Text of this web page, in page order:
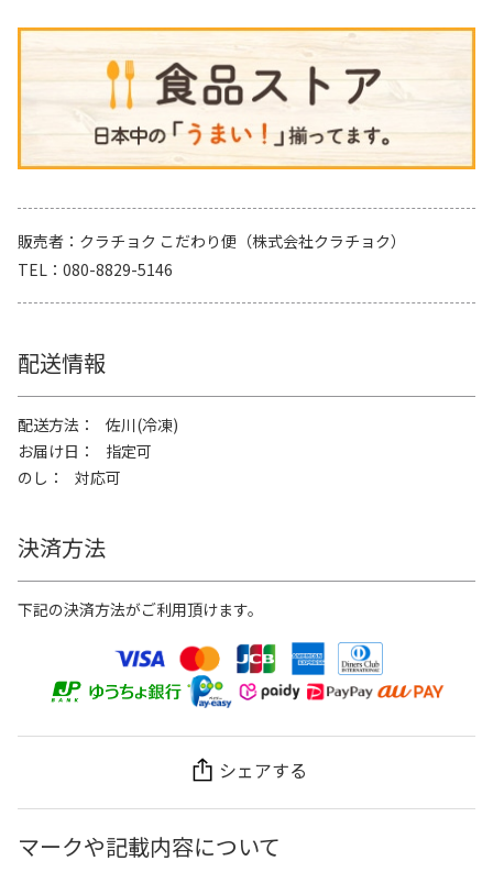
販売者
クラチョク こだわり便（株式会社クラチョク）
TEL
080-8829-5146
配送情報
配送方法
佐川(冷凍)
お届け日
指定可
のし
対応可
決済方法
下記の決済方法がご利用頂けます。
シェアする
マークや記載内容について